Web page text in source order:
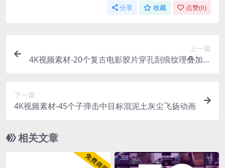
分享 收藏 点赞(0)
上一篇
4K视频素材-20个复古电影胶片穿孔刮痕纹理叠加转
下一篇
4K视频素材-45个子弹击中目标混泥土灰尘飞扬动画
相关文章